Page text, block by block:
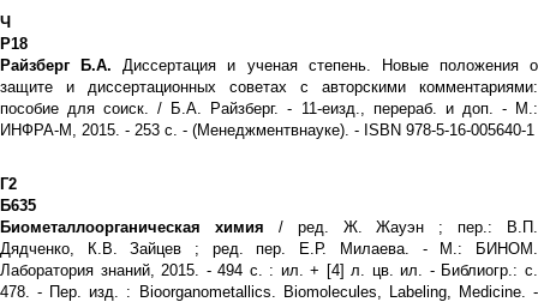
Ч
Р18
Райзберг Б.А. Диссертация и ученая степень. Новые положения о
защите и диссертационных советах с авторскими комментариями:
пособие для соиск. / Б.А. Райзберг. - 11-еизд., перераб. и доп. - М.:
ИНФРА-М, 2015. - 253 с. - (Менеджментвнауке). - ISBN 978-5-16-005640-1
Г2
Б635
Биометаллоорганическая химия / ред. Ж. Жауэн ; пер.: В.П.
Дядченко, К.В. Зайцев ; ред. пер. Е.Р. Милаева. - М.: БИНОМ.
Лаборатория знаний, 2015. - 494 с. : ил. + [4] л. цв. ил. - Библиогр.: с.
478. - Пер. изд. : Bioorganometallics. Biomolecules, Labeling, Medicine. -